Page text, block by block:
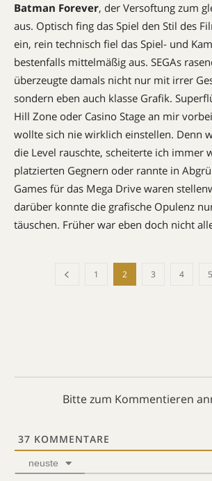
Batman Forever, der Versoftung zum
aus. Optisch fing das Spiel den Stil des
ein, rein technisch fiel das Spiel- und
bestenfalls mittelmäßig aus. SEGAs
überzeugte damals nicht nur mit irrer
sondern eben auch klasse Grafik.
Hill Zone oder Casino Stage an mir
wollte sich nie wirklich einstellen. Denn
die Level rauschte, scheiterte ich immer
platzierten Gegnern oder rannte in
Games für das Mega Drive waren
darüber konnte die grafische Opulenz
täuschen. Früher war eben doch nicht
1 2 3 4 5
Bitte zum Kommentieren
37 KOMMENTARE
neuste